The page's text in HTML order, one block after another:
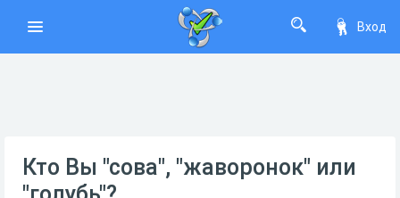
Вход
Кто Вы "сова", "жаворонок" или